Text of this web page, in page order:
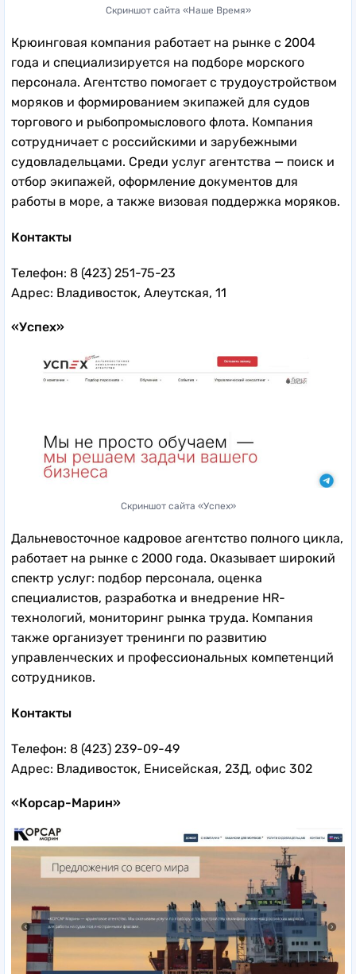
Скриншот сайта «Наше Время»
Крюинговая компания работает на рынке с 2004
года и специализируется на подборе морского
персонала. Агентство помогает с трудоустройством
моряков и формированием экипажей для судов
торгового и рыбопромыслового флота. Компания
сотрудничает с российскими и зарубежными
судовладельцами. Среди услуг агентства — поиск и
отбор экипажей, оформление документов для
работы в море, а также визовая поддержка моряков.
Контакты
Телефон: 8 (423) 251-75-23
Адрес: Владивосток, Алеутская, 11
«Успех»
Скриншот сайта «Успех»
Дальневосточное кадровое агентство полного цикла,
работает на рынке с 2000 года. Оказывает широкий
спектр услуг: подбор персонала, оценка
специалистов, разработка и внедрение HR-
технологий, мониторинг рынка труда. Компания
также организует тренинги по развитию
управленческих и профессиональных компетенций
сотрудников.
Контакты
Телефон: 8 (423) 239-09-49
Адрес: Владивосток, Енисейская, 23Д, офис 302
«Корсар-Марин»